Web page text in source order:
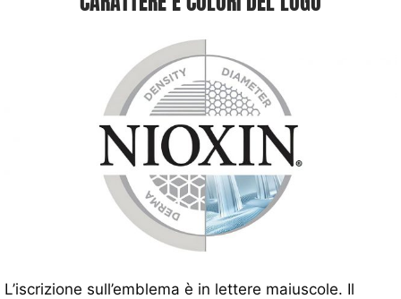
L’iscrizione sull’emblema è in lettere maiuscole. Il